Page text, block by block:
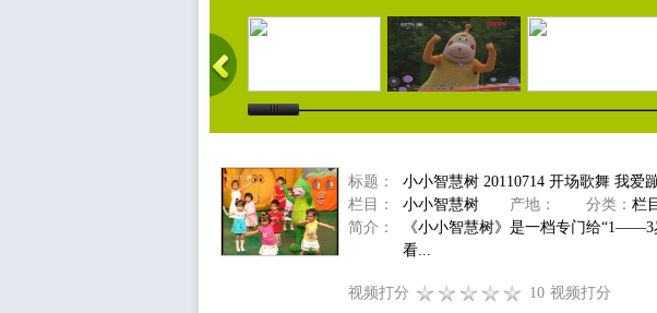
标题：
小小智慧树 20110714 开场歌舞 我爱
栏目：
小小智慧树 产地： 分类： 栏
简介：
《小小智慧树》是一档专门给
看...
视频打分
10 视频打分